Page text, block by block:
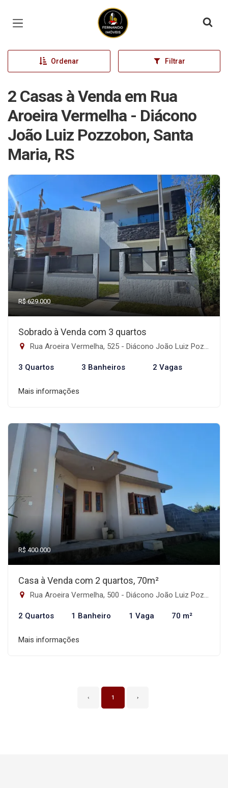
Página inicial
Ordenar Filtrar
2 Casas à Venda em Rua
Aroeira Vermelha - Diácono
João Luiz Pozzobon, Santa
Maria, RS
R$ 629.000
Sobrado à Venda com 3 quartos
Rua Aroeira Vermelha, 525 - Diácono João Luiz Pozzobon, Santa Maria-RS
3 Quartos 3 Banheiros 2 Vagas
Mais informações
R$ 400.000
Casa à Venda com 2 quartos, 70m²
Rua Aroeira Vermelha, 500 - Diácono João Luiz Pozzobon, Santa Maria-RS
2 Quartos 1 Banheiro 1 Vaga 70 m²
Mais informações
‹ 1 ›